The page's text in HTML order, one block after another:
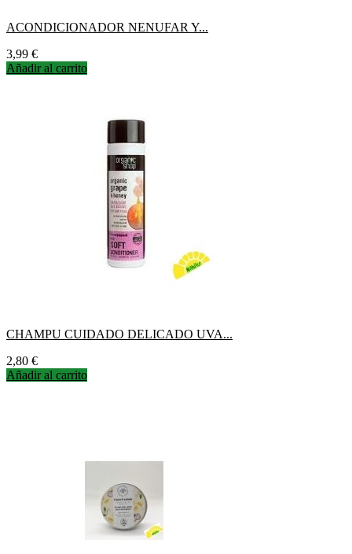
ACONDICIONADOR NENUFAR Y...
Precio
3,99 €
Añadir al carrito
CHAMPU CUIDADO DELICADO UVA...
Precio
2,80 €
Añadir al carrito